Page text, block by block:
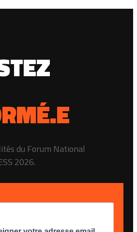
du Forum National
2026.